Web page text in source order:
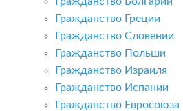
Гражданство Греции
Гражданство Словении
Гражданство Польши
Гражданство Израиля
Гражданство Испании
Гражданство Евросоюза